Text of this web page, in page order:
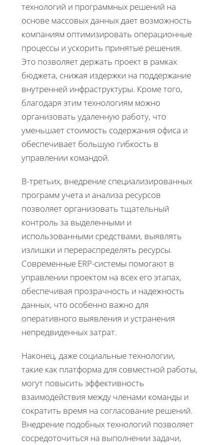
технологий и программных решений на
основе массовых данных дает возможность
компаниям оптимизировать операционные
процессы и ускорить принятые решения.
Это позволяет держать проект в рамках
бюджета, снижая издержки на поддержание
внутренней инфраструктуры. Кроме того,
благодаря этим технологиям можно
организовать удаленную работу, что
уменьшает стоимость содержания офиса и
обеспечивает большую гибкость в
управлении командой.
В-третьих, внедрение специализированных
программ учета и анализа ресурсов
позволяет организовать тщательный
контроль за выделенными и
использованными средствами, выявлять
излишки и перераспределять ресурсы.
Современные ERP-системы помогают в
управлении проектом на всех его этапах,
обеспечивая прозрачность и надежность
данных, что особенно важно для
оперативного выявления и устранения
непредвиденных затрат.
Наконец, даже социальные технологии,
такие как платформа для совместной работы,
могут повысить эффективность
взаимодействия между членами команды и
сократить время на согласование решений.
Внедрение подобных технологий позволяет
сосредоточиться на выполнении задачи,